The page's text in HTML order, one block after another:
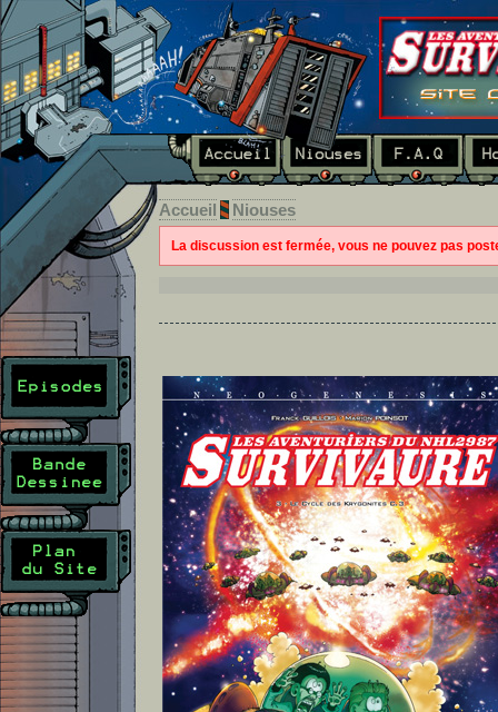
Accueil Niouses
La discussion est fermée, vous ne pouvez pas